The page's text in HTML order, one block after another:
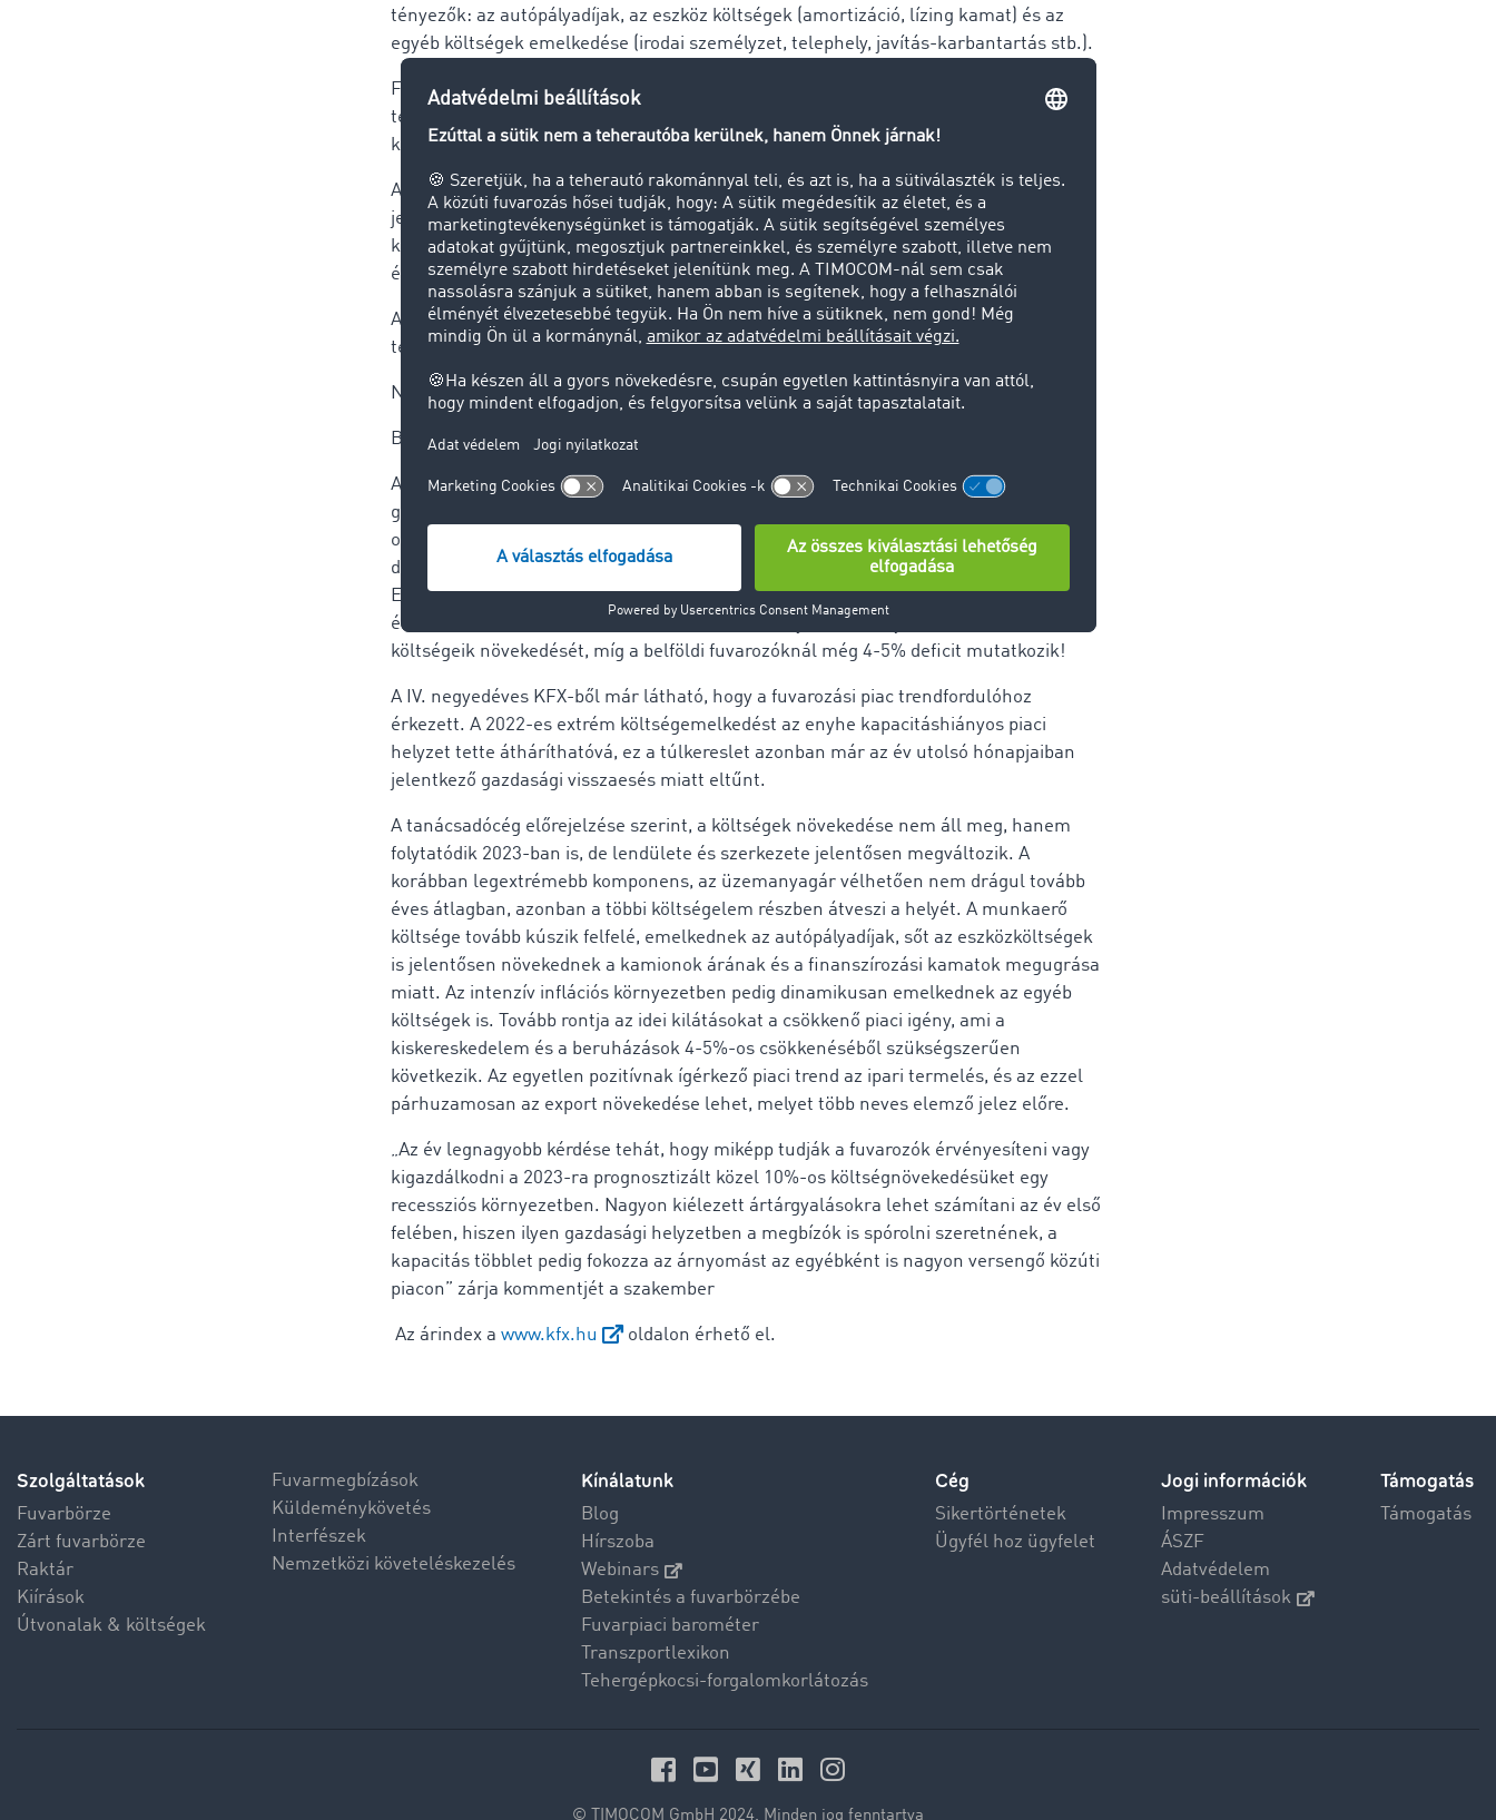
tényezők: az autópályadíjak, az eszköz költségek (amortizáció, lízing kamat) és az
egyéb költségek emelkedése (irodai személyzet, telephely, javítás-karbantartás stb.).
Fontos kiemelni, hogy az év utolsó 3 hónapjában már a hatékonyság és
termelékenység sem tompította a fenti negatív hatásokat, ugyanis már visszaesett a
kereslet a logisztikai szolgáltatások iránt.
A hazai üzemanyagárak intenzívebb emelkedése és a nemzetközi fuvarozást
jelentősen segítő forintgyengülés okozta a belföldi és a nemzetközi fuvarozás között
kialakult jelentős különbséget, tovább növelve ezzel a hazai infláció átlag feletti
értékét.
A Közúti Fuvarozási Árindex aktuális értéke 2022 IV. negyedévére vonatkozóan, 2021
teljes évhez viszonyítva (2022 IX-XII hó/2021 I-XII hó)
Nemzetközi fuvarozás esetén: 125,1%
Belföldi fuvarozás esetén: 134,9%
A diagram értékei azt mutatják, hogy a 2022 IV. negyedévében jelentkezett összes
gazdasági hatás okozta költségnövekedést a nemzetközi fuvarozás esetében 25,9%-
os, a belföldi fuvarozás esetében 35,1%-os díjemelés kompenzálná (a 2021-es
díjszinthez viszonyítva).
Ehhez képest a fuvarozók nemzetköziben 24,1%, belföldön pedig 30,3%-os díjemelést
értek el. A nemzetközi fuvarozók tehát, szinte teljesen érvényesíteni tudták a
költségeik növekedését, míg a belföldi fuvarozóknál még 4-5% deficit mutatkozik!
A IV. negyedéves KFX-ből már látható, hogy a fuvarozási piac trendfordulóhoz
érkezett. A 2022-es extrém költségemelkedést az enyhe kapacitáshiányos piaci
helyzet tette átháríthatóvá, ez a túlkereslet azonban már az év utolsó hónapjaiban
jelentkező gazdasági visszaesés miatt eltűnt.
A tanácsadócég előrejelzése szerint, a költségek növekedése nem áll meg, hanem
folytatódik 2023-ban is, de lendülete és szerkezete jelentősen megváltozik. A
korábban legextrémebb komponens, az üzemanyagár vélhetően nem drágul tovább
éves átlagban, azonban a többi költségelem részben átveszi a helyét. A munkaerő
költsége tovább kúszik felfelé, emelkednek az autópályadíjak, sőt az eszközköltségek
is jelentősen növekednek a kamionok árának és a finanszírozási kamatok megugrása
miatt. Az intenzív inflációs környezetben pedig dinamikusan emelkednek az egyéb
költségek is. Tovább rontja az idei kilátásokat a csökkenő piaci igény, ami a
kiskereskedelem és a beruházások 4-5%-os csökkenéséből szükségszerűen
következik. Az egyetlen pozitívnak ígérkező piaci trend az ipari termelés, és az ezzel
párhuzamosan az export növekedése lehet, melyet több neves elemző jelez előre.
„Az év legnagyobb kérdése tehát, hogy miképp tudják a fuvarozók érvényesíteni vagy
kigazdálkodni a 2023-ra prognosztizált közel 10%-os költségnövekedésüket egy
recessziós környezetben. Nagyon kiélezett ártárgyalásokra lehet számítani az év első
felében, hiszen ilyen gazdasági helyzetben a megbízók is spórolni szeretnének, a
kapacitás többlet pedig fokozza az árnyomást az egyébként is nagyon versengő közúti
piacon” zárja kommentjét a szakember
Az árindex a www.kfx.hu oldalon érhető el.
Szolgáltatások
Fuvarbörze
Zárt fuvarbörze
Raktár
Kiírások
Útvonalak & költségek
Fuvarmegbízások
Küldeménykövetés
Interfészek
Nemzetközi követeléskezelés
Kínálatunk
Blog
Hírszoba
Webinars
Betekintés a fuvarbörzébe
Fuvarpiaci barométer
Transzportlexikon
Tehergépkocsi-forgalomkorlátozás
Cég
Sikertörténetek
Ügyfél hoz ügyfelet
Jogi információk
Impresszum
ÁSZF
Adatvédelem
süti-beállítások
Támogatás
Támogatás
© TIMOCOM GmbH 2024. Minden jog fenntartva